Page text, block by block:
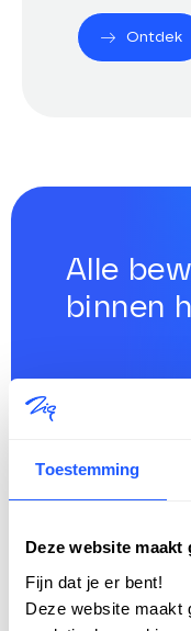
Toestemming
Deze website
Fijn dat je er bent!
Deze website maakt
Ontdek
Alle
binnen
en digitaal.